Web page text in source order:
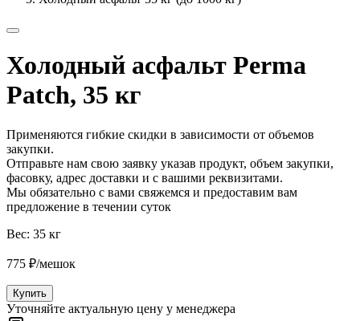
Холодный асфальт Perma
Patch, 35 кг
Применяются гибкие скидки в зависимости от объемов
закупки.
Отправьте нам свою заявку указав продукт, объем закупки,
фасовку, адрес доставки и с вашими реквизитами.
Мы обязательно с вами свяжемся и предоставим вам
предложение в течении суток
Вес: 35 кг
775 ₽/мешок
Купить
Уточняйте актуальную цену у менеджера